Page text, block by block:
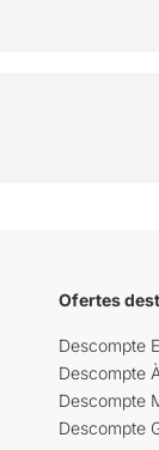
Ofertes
Descompte
Descompte
Descompte
Descompte